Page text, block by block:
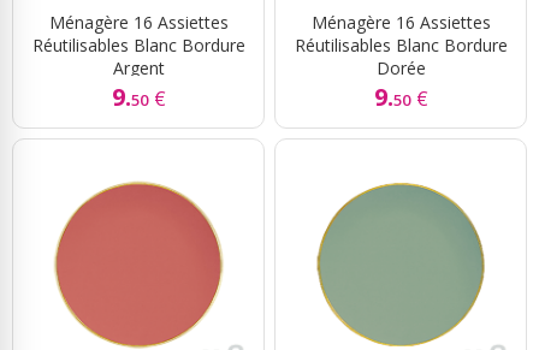
Ménagère 16 Assiettes
Réutilisables Blanc Bordure
Argent
9.50 €
Ménagère 16 Assiettes
Réutilisables Blanc Bordure
Dorée
9.50 €